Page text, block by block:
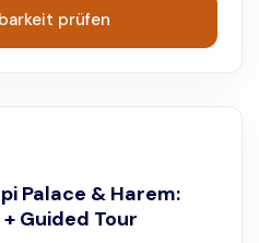
Reich gibt, und
prüfen
Palace & Harem:
Guided Tour